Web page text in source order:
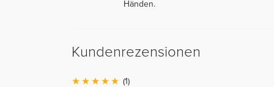
Händen.
Kundenrezensionen
(1)